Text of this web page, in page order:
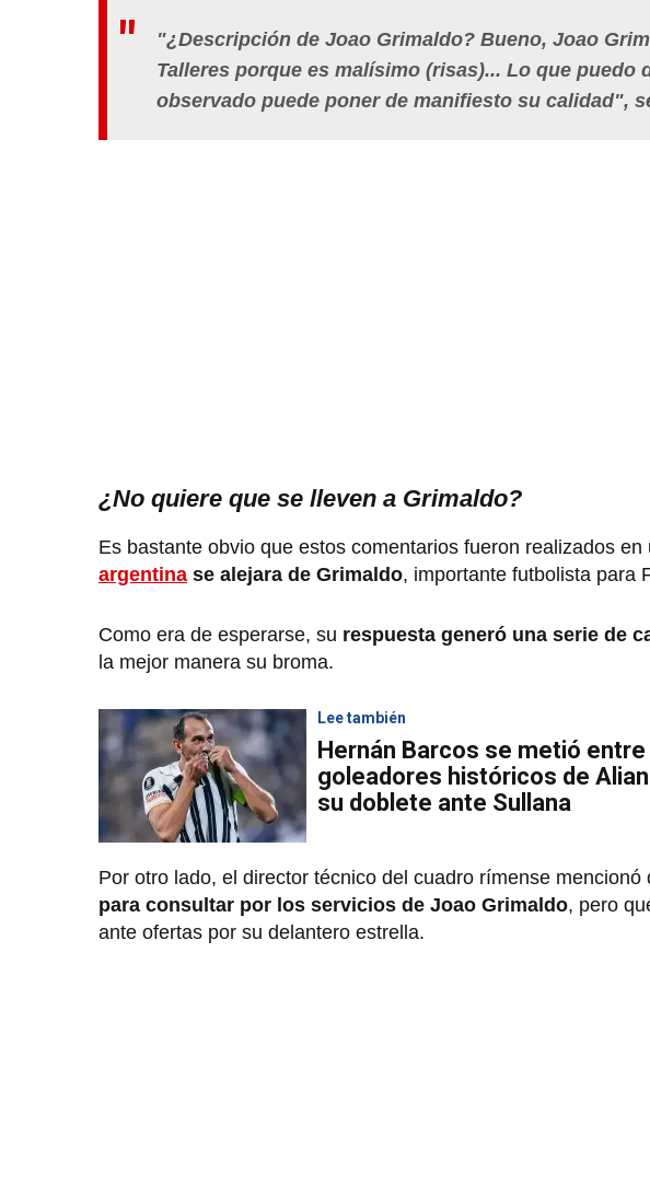
"¿Descripción de Joao Grimaldo? Bueno, Joao
Talleres porque es malísimo (risas)... Lo que puedo
observado puede poner de manifiesto su calidad",
¿No quiere que se lleven a Grimaldo?
Es bastante obvio que estos comentarios fueron realizados en
argentina se alejara de Grimaldo, importante futbolista para
Como era de esperarse, su respuesta generó una serie de
la mejor manera su broma.
Lee también
Hernán Barcos se metió
goleadores históricos de
su doblete ante Sullana
Por otro lado, el director técnico del cuadro rímense mencionó
para consultar por los servicios de Joao Grimaldo, pero
ante ofertas por su delantero estrella.